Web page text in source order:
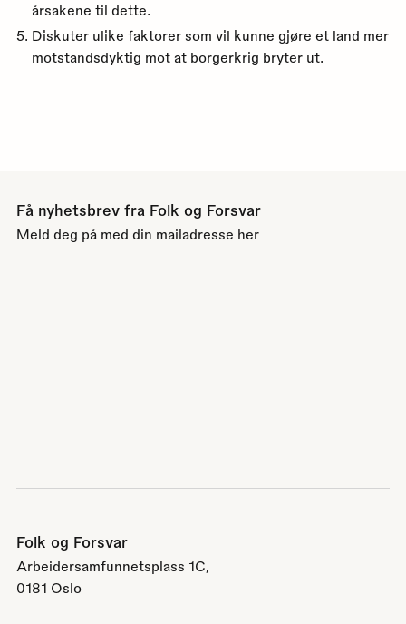
årsakene til dette.
Diskuter ulike faktorer som vil kunne gjøre et land mer
motstandsdyktig mot at borgerkrig bryter ut.
Få nyhetsbrev fra Folk og Forsvar
Meld deg på med din mailadresse her
Folk og Forsvar
Arbeidersamfunnetsplass 1C,
0181 Oslo